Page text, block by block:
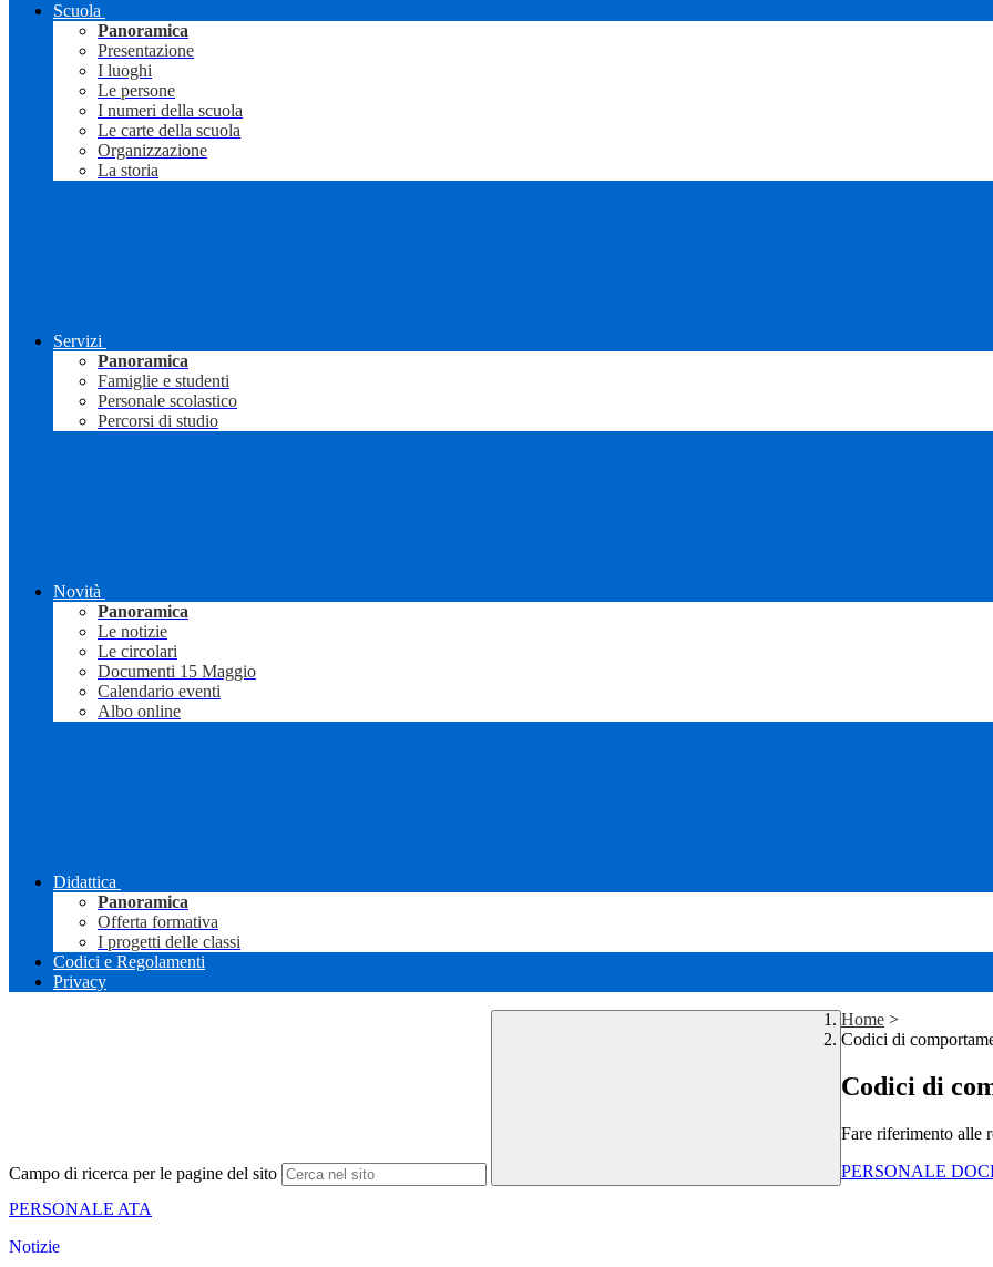
Scuola
Panoramica
Presentazione
I luoghi
Le persone
I numeri della scuola
Le carte della scuola
Organizzazione
La storia
Servizi
Panoramica
Famiglie e studenti
Personale scolastico
Percorsi di studio
Novità
Panoramica
Le notizie
Le circolari
Documenti 15 Maggio
Calendario eventi
Albo online
Didattica
Panoramica
Offerta formativa
I progetti delle classi
Codici e Regolamenti
Privacy
Campo di ricerca per le pagine del sito
Home >
Codici di
Codici di
Fare riferimento alle
PERSONALE
PERSONALE ATA
Notizie